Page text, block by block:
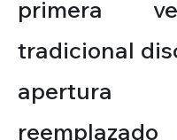
primera
tradicional